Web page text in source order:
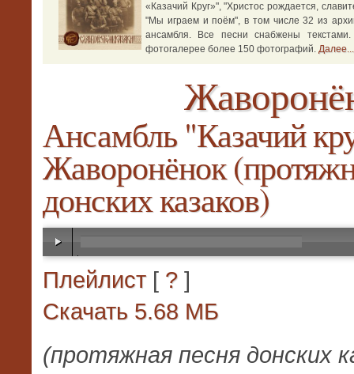
«Казачий Круг»", "Христос рождается,
"Мы играем и поём", в том числе 32 из
ансамбля. Все песни снабжены
фотогалерее более 150 фотографий. Далее...
Ансамбль "Казачий
Жаворонёнок
донских казаков)
00:00
Плейлист[ ? ]
Скачать 5.68 МБ
(протяжная песня донских